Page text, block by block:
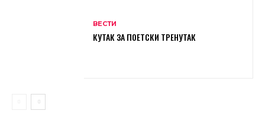
ВЕСТИ
КУТАК ЗА ПОЕТСКИ ТРЕНУТАК